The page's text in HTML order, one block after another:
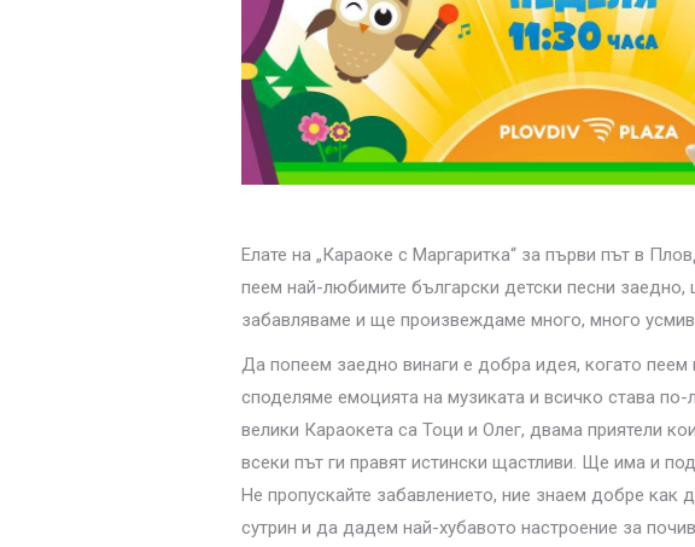
Елате на „Караоке с Маргаритка“ за първи път в
пеем най-любимите български детски песни
забавляваме и ще произвеждаме много, много
Да попеем заедно винаги е добра идея, когато пеем
споделяме емоцията на музиката и всичко става
велики Караокета са Тоци и Олег, двама приятели
всеки път ги правят истински щастливи. Ще има и
Не пропускайте забавлението, ние знаем добре как
сутрин и да дадем най-хубавото настроение за